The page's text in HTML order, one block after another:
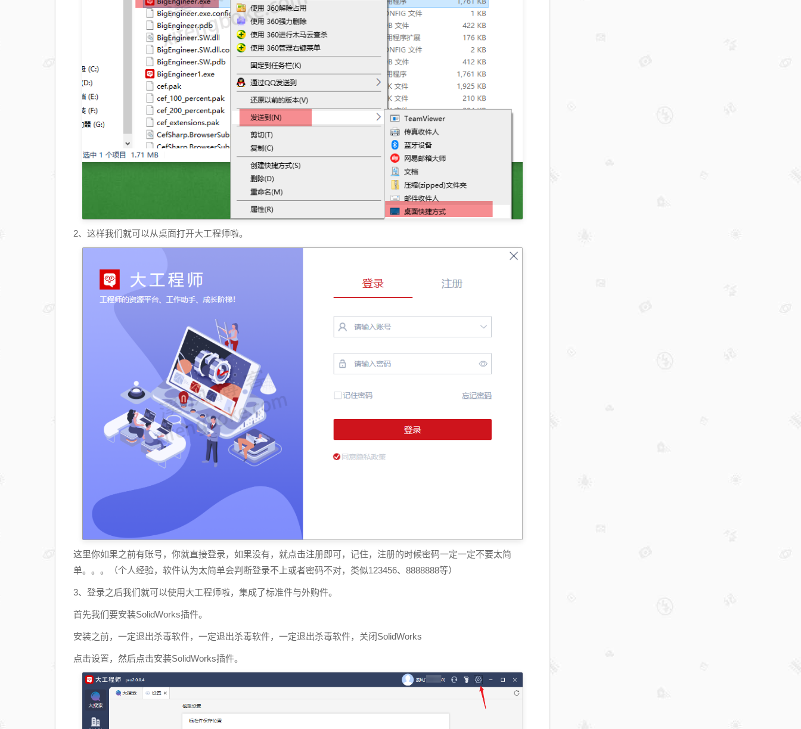
2、这样我们就可以从桌面打开大工程师啦。
这里你如果之前有账号，你就直接登录，如果没有，就点击注册即可，记住，注册的时候密码一定一定不要太简
单。。。（个人经验，软件认为太简单会判断登录不上或者密码不对，类似123456、8888888等）
3、登录之后我们就可以使用大工程师啦，集成了标准件与外购件。
首先我们要安装SolidWorks插件。
安装之前，一定退出杀毒软件，一定退出杀毒软件，一定退出杀毒软件，关闭SolidWorks
点击设置，然后点击安装SolidWorks插件。